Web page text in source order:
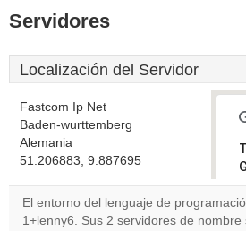
Servidores
Localización del Servidor
Fastcom Ip Net
Baden-wurttemberg
Alemania
51.206883, 9.887695
El entorno del lenguaje de
1+lenny6. Sus 2 servidores de nombre